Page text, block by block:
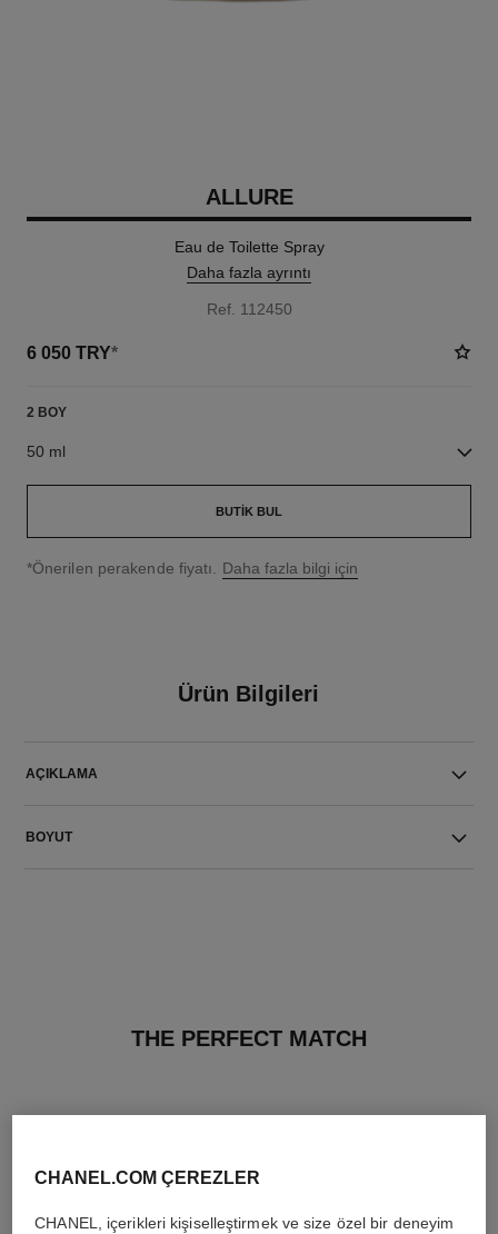
ALLURE
Eau de Toilette Spray
Daha fazla ayrıntı
Ref. 112450
6 050 TRY*
2 BOY
50 ml
BUTIK BUL
↩
*Önerilen perakende fiyatı. Daha fazla bilgi için
Ürün Bilgileri
AÇIKLAMA
BOYUT
THE PERFECT MATCH
CHANEL.COM ÇEREZLER
CHANEL, içerikleri kişiselleştirmek ve size özel bir deneyim